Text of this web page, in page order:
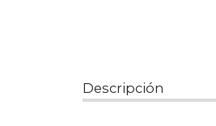
Descripción